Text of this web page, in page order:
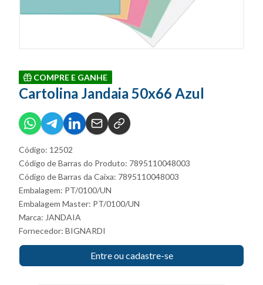
COMPRE E GANHE
Cartolina Jandaia 50x66 Azul
Código: 12502
Código de Barras do Produto: 7895110048003
Código de Barras da Caixa: 7895110048003
Embalagem: PT/0100/UN
Embalagem Master: PT/0100/UN
Marca: JANDAIA
Fornecedor: BIGNARDI
Entre ou cadastre-se